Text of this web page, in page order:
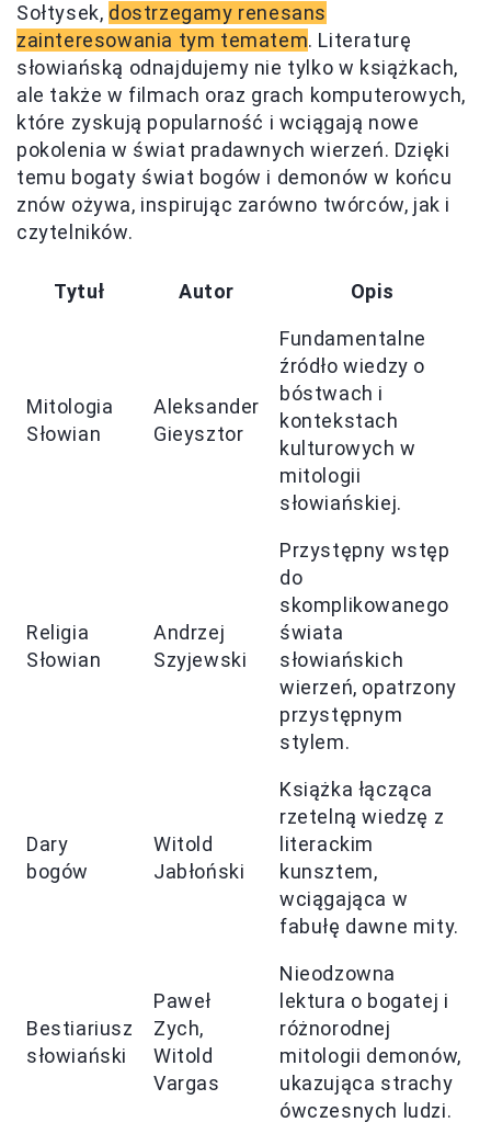
Sołtysek, dostrzegamy renesans
zainteresowania tym tematem. Literaturę
słowiańską odnajdujemy nie tylko w książkach,
ale także w filmach oraz grach komputerowych,
które zyskują popularność i wciągają nowe
pokolenia w świat pradawnych wierzeń. Dzięki
temu bogaty świat bogów i demonów w końcu
znów ożywa, inspirując zarówno twórców, jak i
czytelników.
Tytuł Autor Opis
Mitologia
Słowian
Aleksander
Gieysztor
Fundamentalne
źródło wiedzy o
bóstwach i
kontekstach
kulturowych w
mitologii
słowiańskiej.
Religia
Słowian
Andrzej
Szyjewski
Przystępny wstęp
do
skomplikowanego
świata
słowiańskich
wierzeń, opatrzony
przystępnym
stylem.
Dary
bogów
Witold
Jabłoński
Książka łącząca
rzetelną wiedzę z
literackim
kunsztem,
wciągająca w
fabułę dawne mity.
Bestiariusz
słowiański
Paweł
Zych,
Witold
Vargas
Nieodzowna
lektura o bogatej i
różnorodnej
mitologii demonów,
ukazująca strachy
ówczesnych ludzi.